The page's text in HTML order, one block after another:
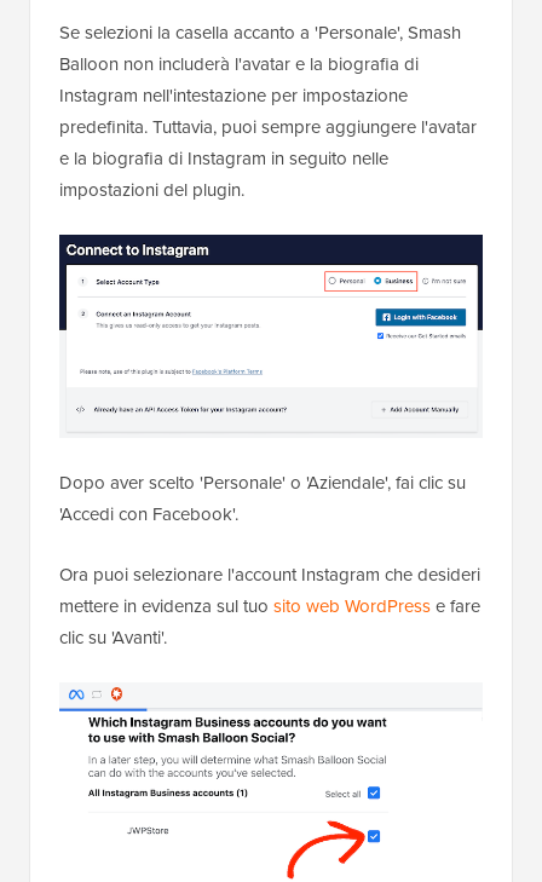
Se selezioni la casella accanto a 'Personale', Smash
Balloon non includerà l'avatar e la biografia di
Instagram nell'intestazione per impostazione
predefinita. Tuttavia, puoi sempre aggiungere l'avatar
e la biografia di Instagram in seguito nelle
impostazioni del plugin.
Dopo aver scelto 'Personale' o 'Aziendale', fai clic su
'Accedi con Facebook'.
Ora puoi selezionare l'account Instagram che desideri
mettere in evidenza sul tuo sito web WordPresse fare
clic su 'Avanti'.